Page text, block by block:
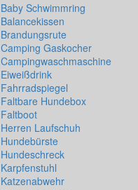
Baby Schwimmring
Balancekissen
Brandungsrute
Camping Gaskocher
Campingwaschmaschine
Eiweißdrink
Fahrradspiegel
Faltbare Hundebox
Faltboot
Herren Laufschuh
Hundebürste
Hundeschreck
Karpfenstuhl
Katzenabwehr